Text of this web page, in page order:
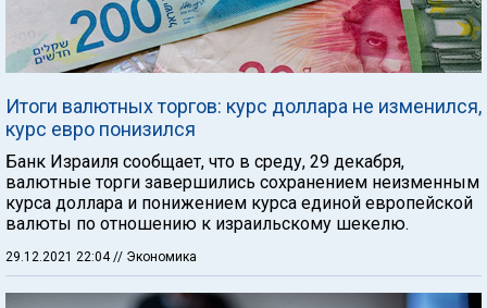
Итоги валютных торгов: курс доллара не изменился,
курс евро понизился
Банк Израиля сообщает, что в среду, 29 декабря,
валютные торги завершились сохранением неизменным
курса доллара и понижением курса единой европейской
валюты по отношению к израильскому шекелю.
29.12.2021 22:04 // Экономика